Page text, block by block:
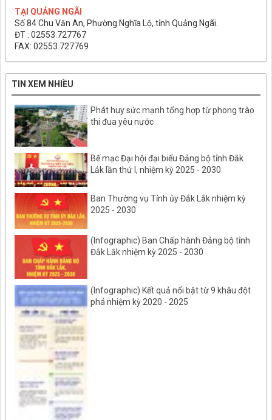
TẠI QUẢNG NGÃI
Số 84 Chu Văn An, Phường Nghĩa Lộ, tỉnh Quảng Ngãi.
ĐT : 02553.727767
FAX: 02553.727769
TIN XEM NHIỀU
Phát huy sức mạnh tổng hợp từ phong trào
thi đua yêu nước
Bế mạc Đại hội đại biểu Đảng bộ tỉnh Đắk
Lắk lần thứ I, nhiệm kỳ 2025 - 2030
Ban Thường vụ Tỉnh ủy Đắk Lắk nhiệm kỳ
2025 - 2030
(Infographic) Ban Chấp hành Đảng bộ tỉnh
Đắk Lắk nhiệm kỳ 2025 - 2030
(Infographic) Kết quả nổi bật từ 9 khâu đột
phá nhiệm kỳ 2020 - 2025